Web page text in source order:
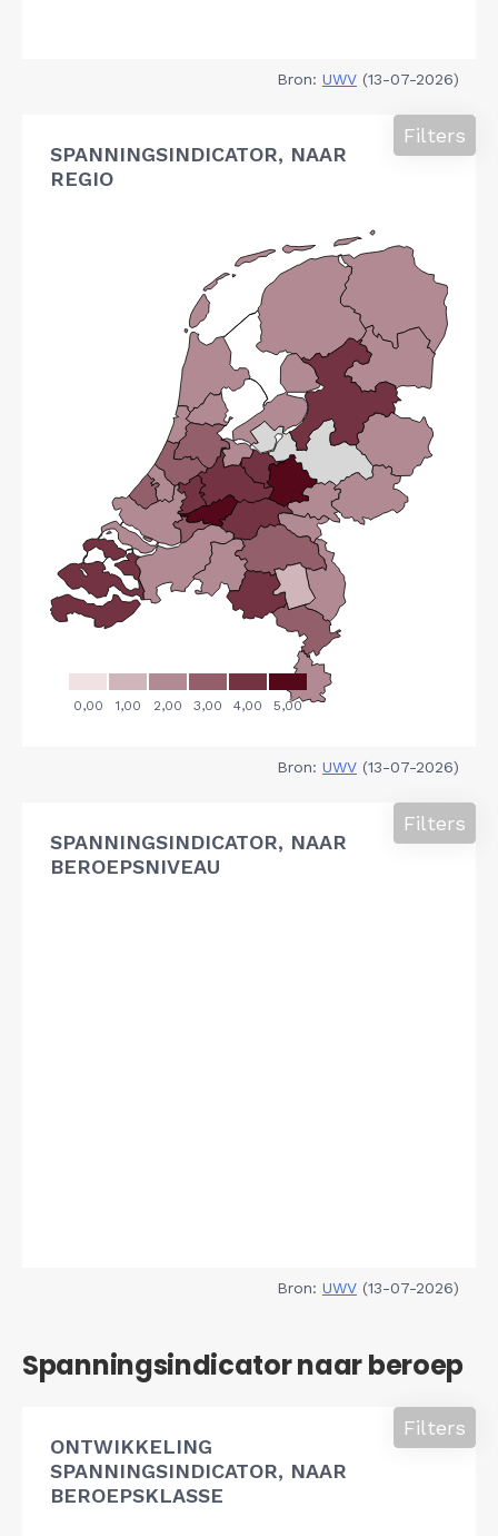
Bron: UWV (13-07-2026)
SPANNINGSINDICATOR, NAAR
REGIO
Filters
Bron: UWV (13-07-2026)
SPANNINGSINDICATOR, NAAR
BEROEPSNIVEAU
Filters
Bron: UWV (13-07-2026)
Spanningsindicator naar beroep
ONTWIKKELING
SPANNINGSINDICATOR, NAAR
BEROEPSKLASSE
Filters